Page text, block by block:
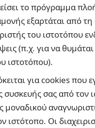
το πρόγραμμα
εξαρτάται από
του ιστοτόπου
(π.χ. για να
ιστοτόπου).
για cookies που
σας από τον
μοναδικού
Οι